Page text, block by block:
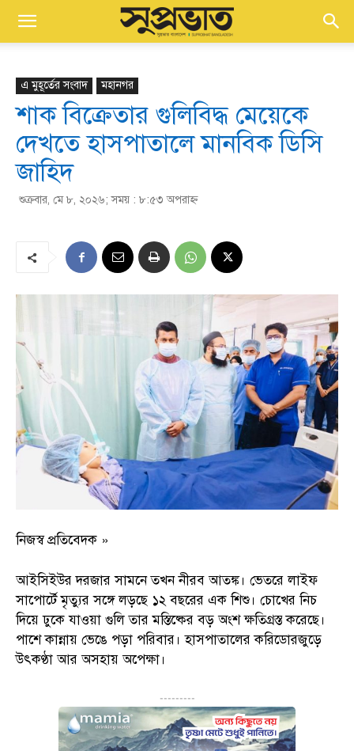
এ মুহূর্তের সংবাদ মহানগর
শাক বিক্রেতার গুলিবিদ্ধ মেয়েকে
দেখতে হাসপাতালে মানবিক ডিসি
জাহিদ
শুক্রবার, মে ৮, ২০২৬; সময় : ৮:৫৩ অপরাহ্ণ
নিজস্ব প্রতিবেদক »
আইসিইউর দরজার সামনে তখন নীরব আতঙ্ক। ভেতরে লাইফ
সাপোর্টে মৃত্যুর সঙ্গে লড়ছে ১২ বছরের এক শিশু। চোখের নিচ
দিয়ে ঢুকে যাওয়া গুলি তার মস্তিষ্কের বড় অংশ ক্ষতিগ্রস্ত করেছে।
পাশে কান্নায় ভেঙে পড়া পরিবার। হাসপাতালের করিডোরজুড়ে
উৎকণ্ঠা আর অসহায় অপেক্ষা।
---------